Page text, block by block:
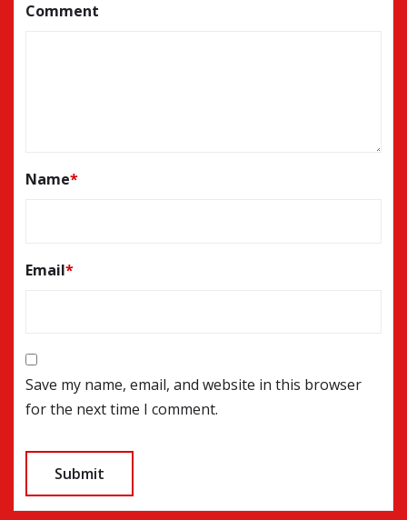
Comment
Name*
Email*
Save my name, email, and website in this browser
for the next time I comment.